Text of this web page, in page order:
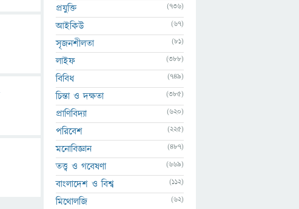
প্রযুক্তি (736)
আইকিউ (67)
সৃজনশীলতা (81)
লাইফ (388)
বিবিধ (749)
চিন্তা ও দক্ষতা (385)
প্রাণিবিদ্যা (620)
পরিবেশ (225)
মনোবিজ্ঞান (487)
তত্ত্ব ও গবেষণা (669)
বাংলাদেশ ও বিশ্ব (112)
মিথোলজি (62)